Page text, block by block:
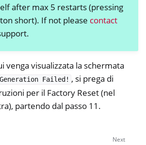
after max 5 restarts (pressing
short). If not please contact
venga visualizzata la schermata
Generation Failed! , si prega di
per il Factory Reset (nel
partendo dal passo 11.
Next